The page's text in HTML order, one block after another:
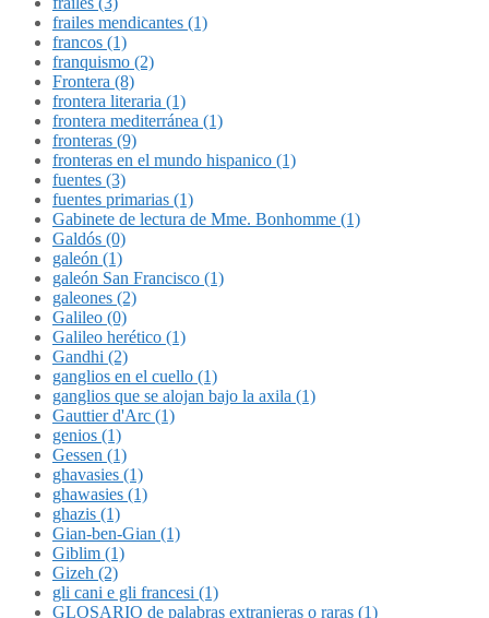
frailes mendicantes (1)
francos (1)
franquismo (2)
Frontera (8)
frontera literaria (1)
frontera mediterránea (1)
fronteras (9)
fronteras en el mundo hispanico (1)
fuentes (3)
fuentes primarias (1)
Gabinete de lectura de Mme. Bonhomme (1)
Galdós (0)
galeón (1)
galeón San Francisco (1)
galeones (2)
Galileo (0)
Galileo herético (1)
Gandhi (2)
ganglios en el cuello (1)
ganglios que se alojan bajo la axila (1)
Gauttier d'Arc (1)
genios (1)
Gessen (1)
ghavasies (1)
ghawasies (1)
ghazis (1)
Gian-ben-Gian (1)
Giblim (1)
Gizeh (2)
gli cani e gli francesi (1)
GLOSARIO de palabras extranjeras o raras (1)